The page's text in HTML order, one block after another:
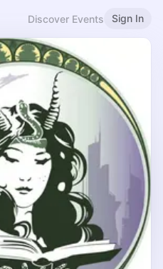
Discover Events Sign In